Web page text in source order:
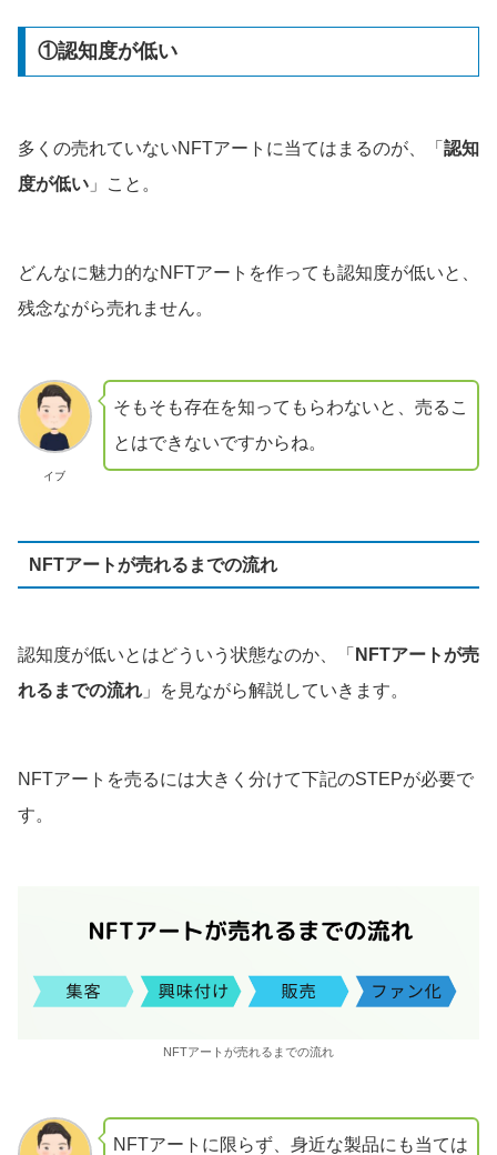
①認知度が低い
多くの売れていないNFTアートに当てはまるのが、「 認知
度が低い 」こと。
どんなに魅力的なNFTアートを作っても認知度が低いと、
残念ながら売れません。
イブ
そもそも存在を知ってもらわないと、売るこ
とはできないですからね。
NFTアートが売れるまでの流れ
認知度が低いとはどういう状態なのか、「 NFTアートが売
れるまでの流れ 」を見ながら解説していきます。
NFTアートを売るには大きく分けて下記のSTEPが必要で
す。
NFTアートが売れるまでの流れ
NFTアートに限らず、身近な製品にも当ては